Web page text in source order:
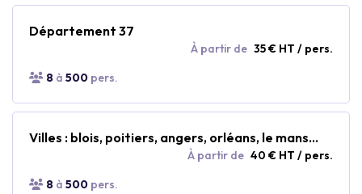
Département 37
À partir de 35 € HT / pers.
8 à 500 pers.
Villes : blois, poitiers, angers, orléans, le mans...
À partir de 40 € HT / pers.
8 à 500 pers.